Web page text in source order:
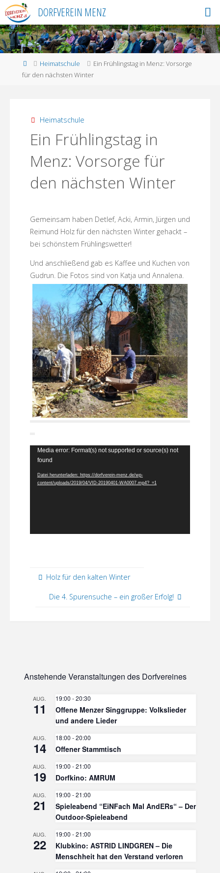
Skip
to
content
DORFVEREIN MENZ
HomeHeimatschule
Ein Frühlingstag in Menz: Vorsorge
für den nächsten Winter
Heimatschule
Ein Frühlingstag in
Menz: Vorsorge für
den nächsten Winter
Gemeinsam haben Detlef, Acki, Armin, Jürgen und
Reimund Holz für den nächsten Winter gehackt –
bei schönstem Frühlingswetter!
Und anschließend gab es Kaffee und Kuchen von
Gudrun. Die Fotos sind von Katja und Annalena.
Video-
Player
Media error: Format(s) not supported or source(s) not
found
Datei herunterladen: https://dorfverein-menz.de/wp-
content/uploads/2019/04/VID-20190401-WA0007.mp4?_=1
Holz für den kalten Winter
Die 4. Spurensuche – ein großer Erfolg!
Anstehende Veranstaltungen des Dorfvereines
AUG.
11
19:00 -20:30
Offene Menzer Singgruppe: Volkslieder
und andere Lieder
AUG.
14
18:00 -20:00
Offener Stammtisch
AUG.
19
19:00 -21:00
Dorfkino: AMRUM
AUG.
21
19:00 -21:00
Spieleabend “EiNFach Mal AndERs“ – Der
Outdoor-Spieleabend
AUG.
22
19:00 -21:00
Klubkino: ASTRID LINDGREN – Die
Menschheit hat den Verstand verloren